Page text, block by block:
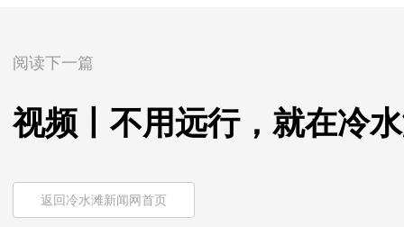
阅读下一篇
视频丨不用远行，就在冷
返回冷水滩新闻网首页